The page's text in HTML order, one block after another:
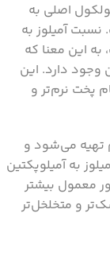
اصلی به
آمیلوز به
برنج معمولاً ۱ به ۴ است، به این معنا که
وجود دارد. این
پخت نرم‌تر و
تهیه می‌شود و
به آمیلوپکتین
معمول بیشتر
و متخلخل‌تر